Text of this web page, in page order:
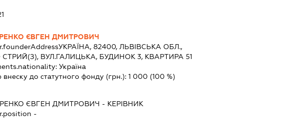
ЄВГЕН ДМИТРОВИЧ
УКРАЇНА, 82400, ЛЬВІВСЬКА ОБЛ.,
СТРИЙ(З), ВУЛ.ГАЛИЦЬКА, БУДИНОК 3, КВАРТИРА 51
Україна
внеску до статутного фонду (грн.): 1 000 (100 %)
ЄВГЕН ДМИТРОВИЧ - КЕРІВНИК
-